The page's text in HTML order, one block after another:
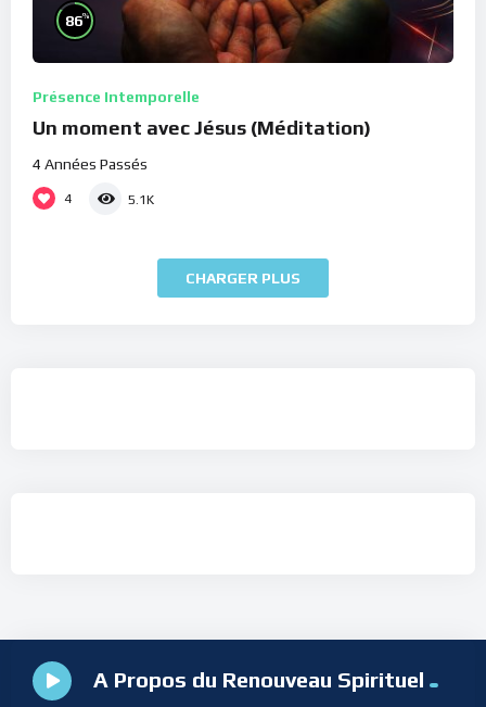
86%
Présence Intemporelle
Un moment avec Jésus (Méditation)
4 Années Passés
4 5.1K
CHARGER PLUS
A Propos du Renouveau Spirituel